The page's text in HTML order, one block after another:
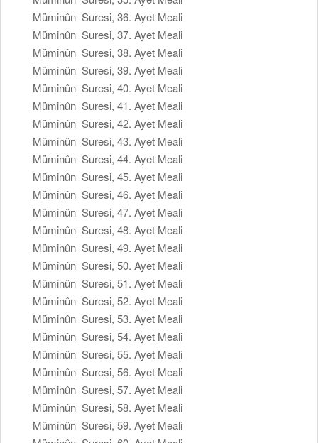
Müminûn Suresi, 36. Ayet Meali
Müminûn Suresi, 37. Ayet Meali
Müminûn Suresi, 38. Ayet Meali
Müminûn Suresi, 39. Ayet Meali
Müminûn Suresi, 40. Ayet Meali
Müminûn Suresi, 41. Ayet Meali
Müminûn Suresi, 42. Ayet Meali
Müminûn Suresi, 43. Ayet Meali
Müminûn Suresi, 44. Ayet Meali
Müminûn Suresi, 45. Ayet Meali
Müminûn Suresi, 46. Ayet Meali
Müminûn Suresi, 47. Ayet Meali
Müminûn Suresi, 48. Ayet Meali
Müminûn Suresi, 49. Ayet Meali
Müminûn Suresi, 50. Ayet Meali
Müminûn Suresi, 51. Ayet Meali
Müminûn Suresi, 52. Ayet Meali
Müminûn Suresi, 53. Ayet Meali
Müminûn Suresi, 54. Ayet Meali
Müminûn Suresi, 55. Ayet Meali
Müminûn Suresi, 56. Ayet Meali
Müminûn Suresi, 57. Ayet Meali
Müminûn Suresi, 58. Ayet Meali
Müminûn Suresi, 59. Ayet Meali